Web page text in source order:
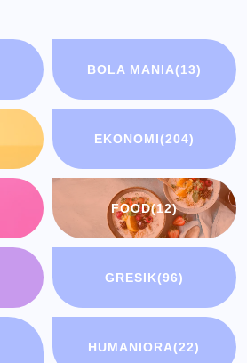
BOLA MANIA(13)
EKONOMI(204)
FOOD(12)
GRESIK(96)
HUMANIORA(22)